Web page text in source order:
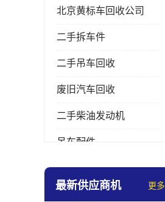
北京黄标车回收公司
二手拆车件
二手吊车回收
废旧汽车回收
二手柴油发动机
吊车配件
挖掘机拆车件
最新供应商机 更多